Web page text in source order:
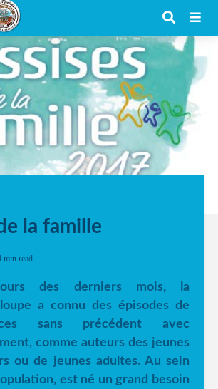
la famille
min read
des derniers mois, la
a connu des épisodes de
sans précédent avec
comme auteurs des jeunes
ou de jeunes adultes. Au sein
est né un grand besoin